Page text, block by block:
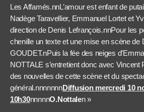
Les Affamés.nnL’amour est enfant de
Nadège Taravellier, Emmanuel Lortet et
direction de Denis Lefrançois.nnPour les
chenille un texte et une mise en scène de
GOUDET.nPuis la fée des neiges
NOTTALE s’entretient donc avec
des nouvelles de cette scène et du
général.nnnnnnnDiffusion mercredi 10
10h30nnnnnO.Nottalen »